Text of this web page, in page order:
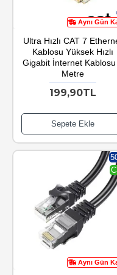
Aynı Gün
Ultra Hızlı CAT 7
Kablosu Yüksek Hızlı
Gigabit İnternet Kablosu
Metre
199,90TL
Sepete Ekle
Aynı Gün